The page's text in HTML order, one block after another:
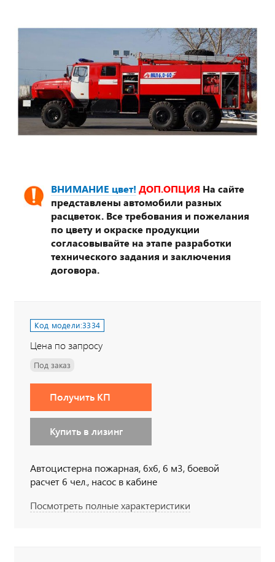
ВНИМАНИЕ цвет! ДОП.ОПЦИЯ На сайте
представлены автомобили разных
расцветок. Все требования и пожелания
по цвету и окраске продукции
согласовывайте на этапе разработки
технического задания и заключения
договора.
Код модели:3334
Цена по запросу
Под заказ
Получить КП
Купить в лизинг
Автоцистерна пожарная, 6х6, 6 м3, боевой
расчет 6 чел., насос в кабине
Посмотреть полные характеристики